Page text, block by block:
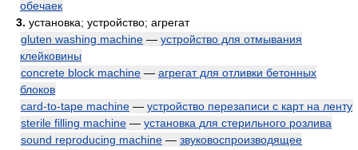
обечаек
3. установка; устройство; агрегат
gluten washing machine — устройство для отмывания
клейковины
concrete block machine — агрегат для отливки бетонных
блоков
card-to-tape machine — устройство перезаписи с карт на ленту
sterile filling machine — установка для стерильного розлива
sound reproducing machine — звуковоспроизводящее